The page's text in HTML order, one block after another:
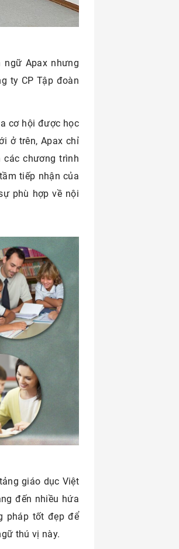
ngữ Apax nhưng
ty CP Tập đoàn
cơ hội được học
ở trên, Apax chỉ
chương trình
tiếp nhận của
phù hợp về nội
giáo dục Việt
đến nhiều hứa
pháp tốt đẹp để
thú vị này.